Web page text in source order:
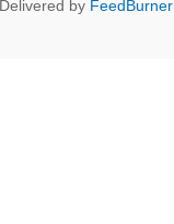
Delivered by FeedBurner